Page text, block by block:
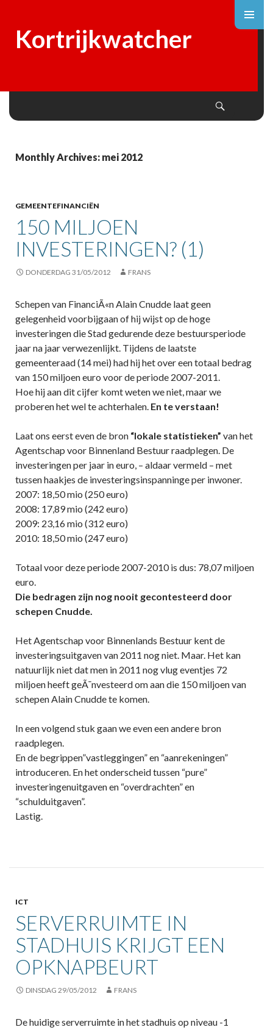
Kortrijkwatcher
Monthly Archives: mei 2012
GEMEENTEFINANCIËN
150 MILJOEN
INVESTERINGEN? (1)
DONDERDAG 31/05/2012 FRANS
Schepen van FinanciÃ«n Alain Cnudde laat geen
gelegenheid voorbijgaan of hij wijst op de hoge
investeringen die Stad gedurende deze bestuursperiode
jaar na jaar verwezenlijkt. Tijdens de laatste
gemeenteraad (14 mei) had hij het over een totaal bedrag
van 150 miljoen euro voor de periode 2007-2011.
Hoe hij aan dit cijfer komt weten we niet, maar we
proberen het wel te achterhalen. En te verstaan!
Laat ons eerst even de bron “lokale statistieken” van het
Agentschap voor Binnenland Bestuur raadplegen. De
investeringen per jaar in euro, – aldaar vermeld – met
tussen haakjes de investeringsinspanninge per inwoner.
2007: 18,50 mio (250 euro)
2008: 17,89 mio (242 euro)
2009: 23,16 mio (312 euro)
2010: 18,50 mio (247 euro)
Totaal voor deze periode 2007-2010 is dus: 78,07 miljoen
euro.
Die bedragen zijn nog nooit gecontesteerd door
schepen Cnudde.
Het Agentschap voor Binnenlands Bestuur kent de
investeringsuitgaven van 2011 nog niet. Maar. Het kan
natuurlijk niet dat men in 2011 nog vlug eventjes 72
miljoen heeft geÃ¯nvesteerd om aan die 150 miljoen van
schepen Alain Cnudde te komen.
In een volgend stuk gaan we even een andere bron
raadplegen.
En de begrippen”vastleggingen” en “aanrekeningen”
introduceren. En het onderscheid tussen “pure”
investeringenuitgaven en “overdrachten” en
“schulduitgaven”.
Lastig.
ICT
SERVERRUIMTE IN
STADHUIS KRIJGT EEN
OPKNAPBEURT
DINSDAG 29/05/2012 FRANS
De huidige serverruimte in het stadhuis op niveau -1